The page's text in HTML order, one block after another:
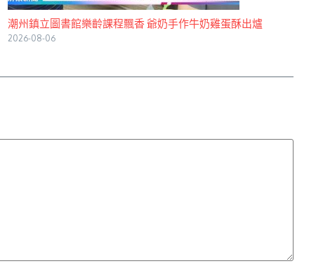
潮州鎮立圖書館樂齡課程飄香 爺奶手作牛奶雞蛋酥出爐
2026-08-06